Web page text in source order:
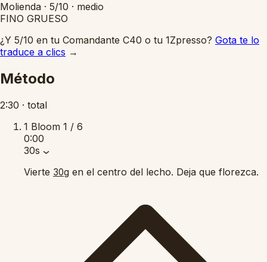
Molienda · 5/10 · medio
FINO GRUESO
¿Y 5/10 en tu Comandante C40 o tu 1Zpresso? Gota te lo
traduce a clics →
Método
2:30 · total
1 Bloom 1 / 6
0:00
30s
Vierte 30g en el centro del lecho. Deja que florezca.